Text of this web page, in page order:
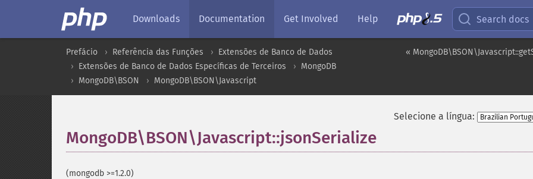
Downloads Documentation Get Involved Help Search docs
«
Prefácio Referência das Funções
Extensões de Banco de Dados
Extensões de Banco de Dados Específicas de Terceiros
MongoDB
MongoDB\BSON
MongoDB\BSON\Javascript
Selecione a língua:
MongoDB\BSON\Javascript::jsonSerialize
(mongodb >=1.2.0)